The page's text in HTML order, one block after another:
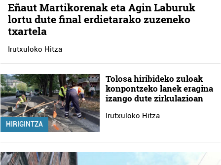
Eñaut Martikorenak eta Agin Laburuk
lortu dute final erdietarako zuzeneko
txartela
Irutxuloko Hitza
HIRIGINTZA
Tolosa hiribideko zuloak
konpontzeko lanek eragina
izango dute zirkulazioan
Irutxuloko Hitza